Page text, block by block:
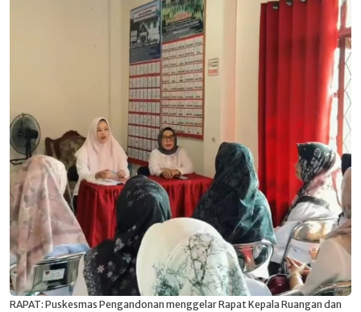
RAPAT: Puskesmas Pengandonan menggelar Rapat Kepala Ruangan dan